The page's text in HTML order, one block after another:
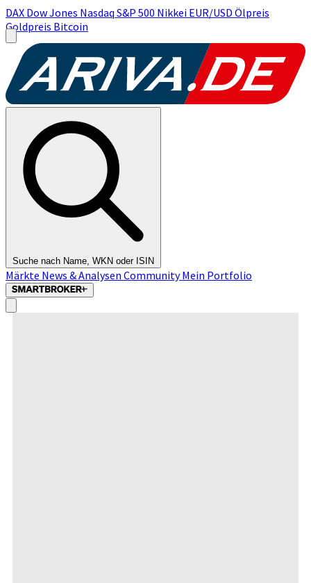
DAX Dow Jones Nasdaq S&P 500 Nikkei EUR/USD Ölpreis
Goldpreis Bitcoin
Suche nach Name, WKN oder ISIN
Märkte News & Analysen CommunityMein Portfolio